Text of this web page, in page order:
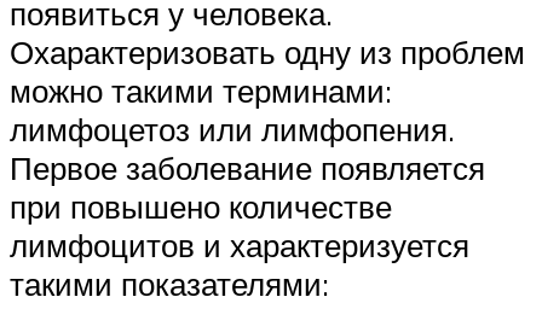
появиться у человека.
Охарактеризовать одну из проблем
можно такими терминами:
лимфоцетоз или лимфопения.
Первое заболевание появляется
при повышено количестве
лимфоцитов и характеризуется
такими показателями: